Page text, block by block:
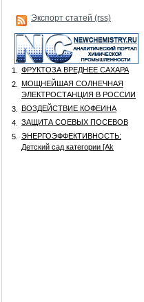
Экспорт статей (rss)
1.
ФРУКТОЗА ВРЕДНЕЕ САХАРА
2.
МОЩНЕЙШАЯ СОЛНЕЧНАЯ
ЭЛЕКТРОСТАНЦИЯ В РОССИИ
3.
ВОЗДЕЙСТВИЕ КОФЕИНА
4.
ЗАЩИТА СОЕВЫХ ПОСЕВОВ
5.
ЭНЕРГОЭФФЕКТИВНОСТЬ:
Детский сад категории [Аk